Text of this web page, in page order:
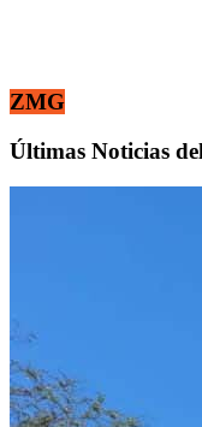
ZMG
Últimas Noticias